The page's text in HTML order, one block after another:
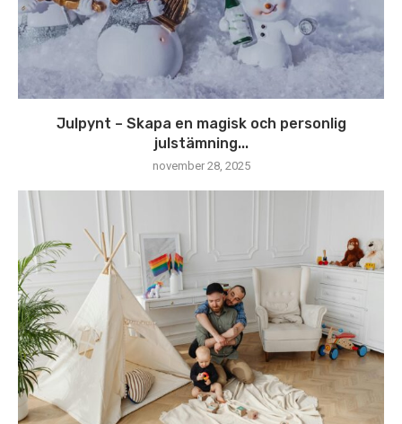
Julpynt – Skapa en magisk och personlig
julstämning...
november 28, 2025